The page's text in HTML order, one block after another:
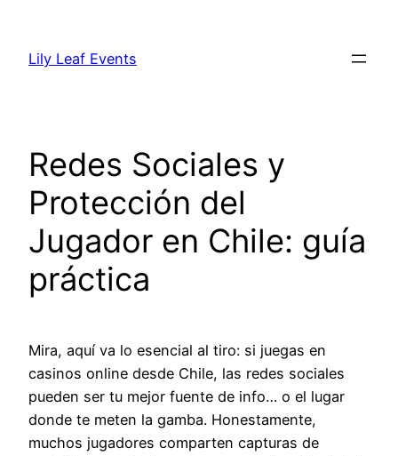
content
Lily Leaf Events
Redes Sociales y
Protección del
Jugador en Chile: guía
práctica
Mira, aquí va lo esencial al tiro: si juegas en
casinos online desde Chile, las redes sociales
pueden ser tu mejor fuente de info… o el lugar
donde te meten la gamba. Honestamente,
muchos jugadores comparten capturas de